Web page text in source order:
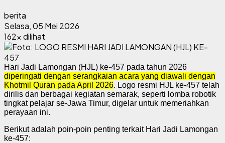
berita
Selasa, 05 Mei 2026
162x dilihat
Hari Jadi Lamongan (HJL) ke-457 pada tahun 2026
diperingati dengan serangkaian acara yang diawali dengan
Khotmil Quran pada April 2026. Logo resmi HJL ke-457 telah
dirilis dan berbagai kegiatan semarak, seperti lomba robotik
tingkat pelajar se-Jawa Timur, digelar untuk memeriahkan
perayaan ini.
Berikut adalah poin-poin penting terkait Hari Jadi Lamongan
ke-457: